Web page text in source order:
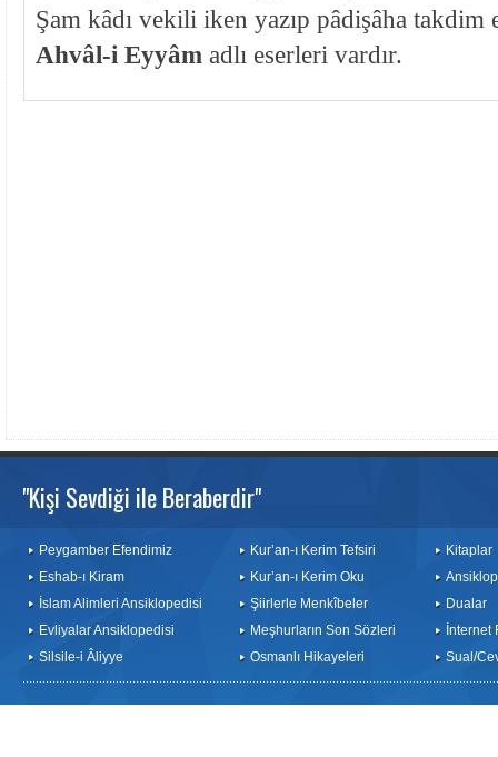
Şam kâdı vekili iken yazıp pâdişâha
Ahvâl-i Eyyâm adlı eserleri vardır.
"Kişi Sevdiği ile Beraberdir"
Peygamber Efendimiz
Eshab-ı Kiram
İslam Alimleri Ansiklopedisi
Evliyalar Ansiklopedisi
Silsile-i Âliyye
Kur’an-ı Kerim Tefsiri
Kur’an-ı Kerim Oku
Şiirlerle Menkîbeler
Meşhurların Son Sözleri
Osmanlı Hikayeleri
Kitaplar
Dualar
İnternet
Sual/